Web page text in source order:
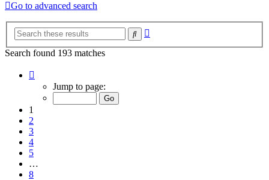
Go to advanced search
Search
Search found 193 matches
Jump to page:
1
2
3
4
5
…
8